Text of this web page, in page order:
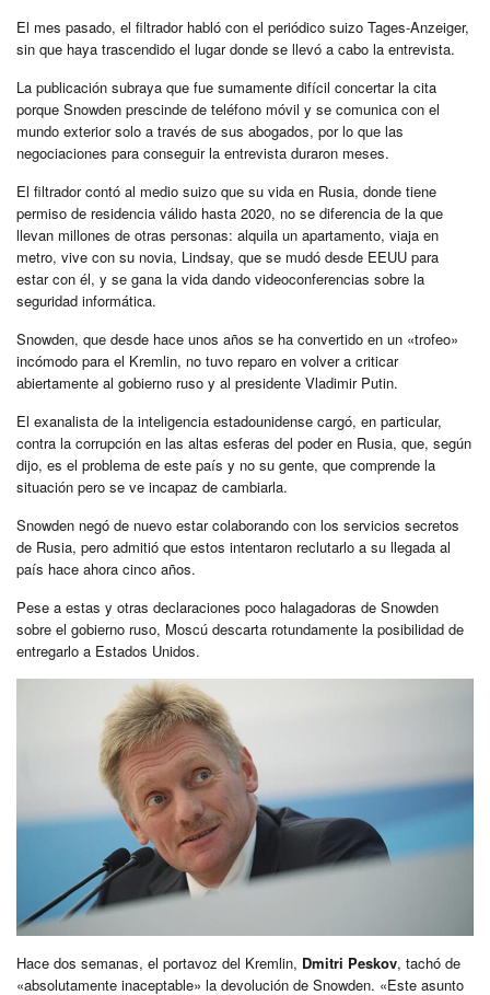
El mes pasado, el filtrador habló con el periódico suizo Tages-Anzeiger,
sin que haya trascendido el lugar donde se llevó a cabo la entrevista.
La publicación subraya que fue sumamente difícil concertar la cita
porque Snowden prescinde de teléfono móvil y se comunica con el
mundo exterior solo a través de sus abogados, por lo que las
negociaciones para conseguir la entrevista duraron meses.
El filtrador contó al medio suizo que su vida en Rusia, donde tiene
permiso de residencia válido hasta 2020, no se diferencia de la que
llevan millones de otras personas: alquila un apartamento, viaja en
metro, vive con su novia, Lindsay, que se mudó desde EEUU para
estar con él, y se gana la vida dando videoconferencias sobre la
seguridad informática.
Snowden, que desde hace unos años se ha convertido en un «trofeo»
incómodo para el Kremlin, no tuvo reparo en volver a criticar
abiertamente al gobierno ruso y al presidente Vladimir Putin.
El exanalista de la inteligencia estadounidense cargó, en particular,
contra la corrupción en las altas esferas del poder en Rusia, que, según
dijo, es el problema de este país y no su gente, que comprende la
situación pero se ve incapaz de cambiarla.
Snowden negó de nuevo estar colaborando con los servicios secretos
de Rusia, pero admitió que estos intentaron reclutarlo a su llegada al
país hace ahora cinco años.
Pese a estas y otras declaraciones poco halagadoras de Snowden
sobre el gobierno ruso, Moscú descarta rotundamente la posibilidad de
entregarlo a Estados Unidos.
Hace dos semanas, el portavoz del Kremlin, Dmitri Peskov, tachó de
«absolutamente inaceptable» la devolución de Snowden. «Este asunto